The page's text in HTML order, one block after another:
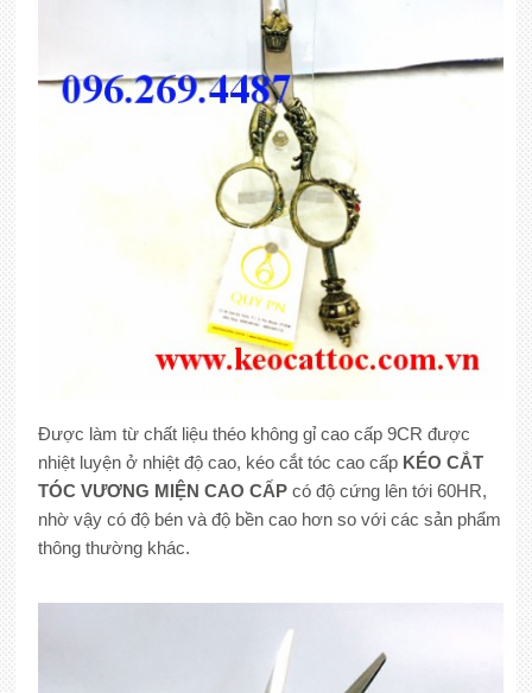
Được làm từ chất liệu théo không gỉ cao cấp 9CR được
nhiệt luyện ở nhiệt độ cao, kéo cắt tóc cao cấp KÉO CẮT
TÓC VƯƠNG MIỆN CAO CẤPcó độ cứng lên tới 60HR,
nhờ vậy có độ bén và độ bền cao hơn so với các sản phẩm
thông thường khác.